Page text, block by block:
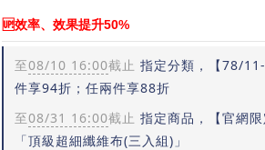
🆙效率、效果提升50%
至08/10 16:00截止 指定分類，【78/
件享94折；任兩件享88折
至08/31 16:00截止 指定商品，【官網
「頂級超細纖維布(三入組)」